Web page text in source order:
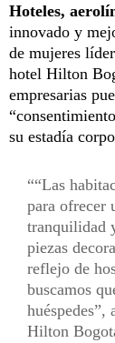
Hoteles,
innovado y
de mujeres
hotel Hilton
empresarias
su estadía
“Las
para ofrecer
tranquilidad
piezas
reflejo de
buscamos
Hilton